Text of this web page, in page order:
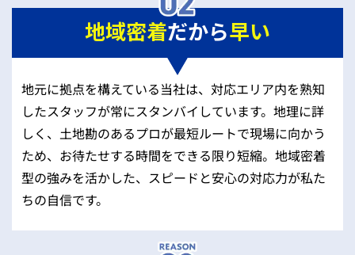
地域密着だから早い
地元に拠点を構えている当社は、対応エリア内を熟知
したスタッフが常にスタンバイしています。地理に詳
しく、土地勘のあるプロが最短ルートで現場に向かう
ため、お待たせする時間をできる限り短縮。地域密着
型の強みを活かした、スピードと安心の対応力が私た
ちの自信です。